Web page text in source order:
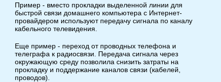
Пример - вместо прокладки выделенной линии для
быстрой связи домашнего компьютера с Интернет-
провайдером используют передачу сигнала по каналу
кабельного телевидения.
Еще пример - переход от проводных телефона и
телеграфа к радиосвязи. Передача сигнала через
окружающую среду позволила снизить затраты на
прокладку и поддержание каналов связи (кабелей,
проводов).